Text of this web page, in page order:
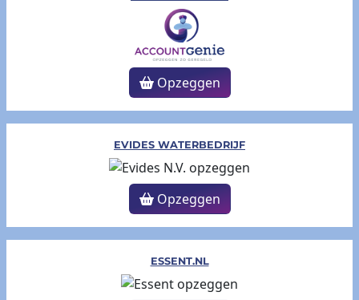
Opzeggen
EVIDES WATERBEDRIJF
Opzeggen
ESSENT.NL